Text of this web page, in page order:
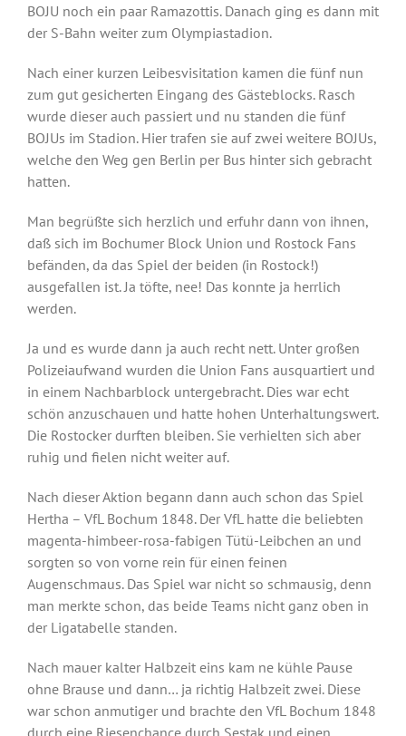
BOJU noch ein paar Ramazottis. Danach ging es dann mit
der S-Bahn weiter zum Olympiastadion.
Nach einer kurzen Leibesvisitation kamen die fünf nun
zum gut gesicherten Eingang des Gästeblocks. Rasch
wurde dieser auch passiert und nu standen die fünf
BOJUs im Stadion. Hier trafen sie auf zwei weitere BOJUs,
welche den Weg gen Berlin per Bus hinter sich gebracht
hatten.
Man begrüßte sich herzlich und erfuhr dann von ihnen,
daß sich im Bochumer Block Union und Rostock Fans
befänden, da das Spiel der beiden (in Rostock!)
ausgefallen ist. Ja töfte, nee! Das konnte ja herrlich
werden.
Ja und es wurde dann ja auch recht nett. Unter großen
Polizeiaufwand wurden die Union Fans ausquartiert und
in einem Nachbarblock untergebracht. Dies war echt
schön anzuschauen und hatte hohen Unterhaltungswert.
Die Rostocker durften bleiben. Sie verhielten sich aber
ruhig und fielen nicht weiter auf.
Nach dieser Aktion begann dann auch schon das Spiel
Hertha – VfL Bochum 1848. Der VfL hatte die beliebten
magenta-himbeer-rosa-fabigen Tütü-Leibchen an und
sorgten so von vorne rein für einen feinen
Augenschmaus. Das Spiel war nicht so schmausig, denn
man merkte schon, das beide Teams nicht ganz oben in
der Ligatabelle standen.
Nach mauer kalter Halbzeit eins kam ne kühle Pause
ohne Brause und dann… ja richtig Halbzeit zwei. Diese
war schon anmutiger und brachte den VfL Bochum 1848
durch eine Riesenchance durch Sestak und einen